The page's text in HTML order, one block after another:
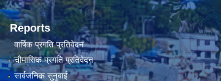
Reports
वार्षिक प्रगति प्रतिवेदन
चौमासिक प्रगति प्रतिवेदन
सार्वजनिक सुनुवाई